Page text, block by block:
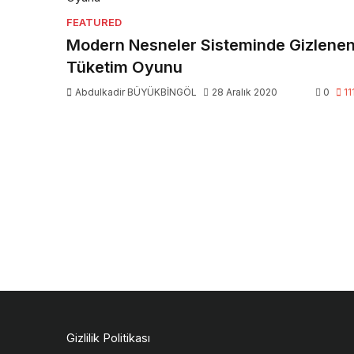
FEATURED
Modern Nesneler Sisteminde
Tüketim Oyunu
Abdulkadir BÜYÜKBİNGÖL 28 Aralık 2020 0
Gizlilik Politikası